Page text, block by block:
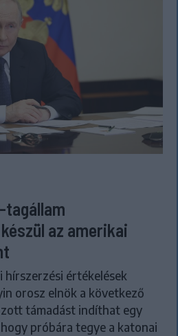
tagállam
az amerikai
hírszerzési értékelések
orosz elnök a következő
támadást indíthat egy
próbára tegye a katonai